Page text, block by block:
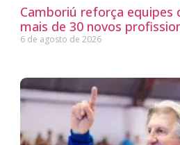
Camboriú reforça equipes
mais de 30 novos
6 de agosto de 2026